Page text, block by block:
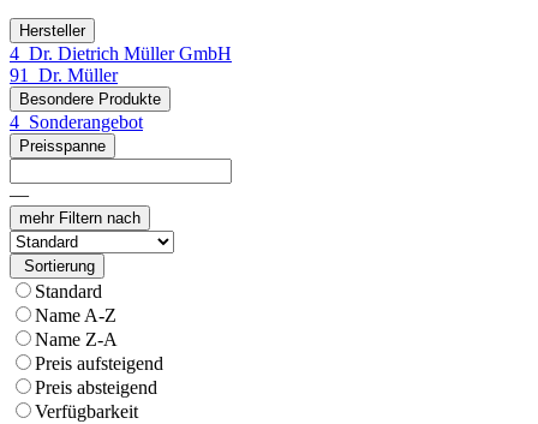
Hersteller
4 Dr. Dietrich Müller GmbH
91 Dr. Müller
Besondere Produkte
4 Sonderangebot
Preisspanne
—
mehrFiltern nach
Sortierung
Standard
Name A-Z
Name Z-A
Preis aufsteigend
Preis absteigend
Verfügbarkeit